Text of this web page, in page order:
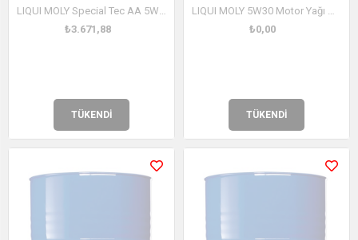
TÜKENDI
LIQUI MOLY Special Tec AA 5W-30 5 Litre (7530)
₺3.671,88
TÜKENDI
LIQUI MOLY 5W30 Motor Yağı DPF'li Sentetik LONGTIME HIGH TECH 205l
₺0,00